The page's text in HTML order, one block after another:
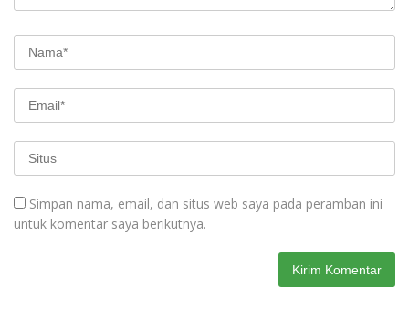
Simpan nama, email, dan situs web saya pada peramban ini
untuk komentar saya berikutnya.